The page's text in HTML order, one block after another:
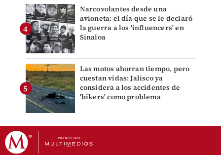
Narcovolantes desde una
avioneta: el día que se le declaró
la guerra a los 'influencers' en
Sinaloa
Las motos ahorran tiempo, pero
cuestan vidas: Jalisco ya
considera a los accidentes de
'bikers' como problema